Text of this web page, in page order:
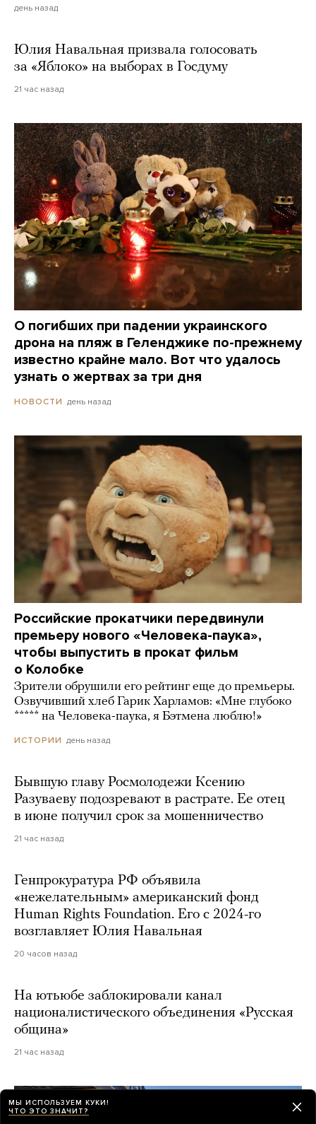
день назад
Юлия Навальная призвала голосовать
за «Яблоко» на выборах в Госдуму
21 час назад
О погибших при падении украинского
дрона на пляж в Геленджике по-прежнему
известно крайне мало. Вот что удалось
узнать о жертвах за три дня
НОВОСТИ день назад
Российские прокатчики передвинули
премьеру нового «Человека-паука»,
чтобы выпустить в прокат фильм
о Колобке
Зрители обрушили его рейтинг еще до премьеры.
Озвучивший хлеб Гарик Харламов: «Мне глубоко
***** на Человека-паука, я Бэтмена люблю!»
ИСТОРИИ день назад
Бывшую главу Росмолодежи Ксению
Разуваеву подозревают в растрате. Ее отец
в июне получил срок за мошенничество
21 час назад
Генпрокуратура РФ объявила
«нежелательным» американский фонд
Human Rights Foundation. Его с 2024-го
возглавляет Юлия Навальная
20 часов назад
На ютьюбе заблокировали канал
националистического объединения «Русская
община»
21 час назад
МЫ ИСПОЛЬЗУЕМ КУКИ!
ЧТО ЭТО ЗНАЧИТ?